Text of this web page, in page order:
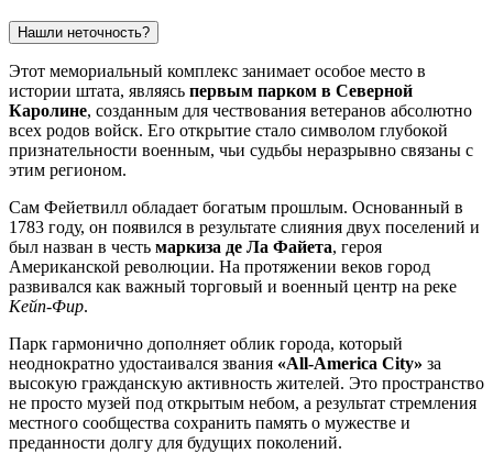
Нашли неточность?
Этот мемориальный комплекс занимает особое место в
истории штата, являясь первым парком в Северной
Каролине, созданным для чествования ветеранов абсолютно
всех родов войск. Его открытие стало символом глубокой
признательности военным, чьи судьбы неразрывно связаны с
этим регионом.
Сам Фейетвилл обладает богатым прошлым. Основанный в
1783 году, он появился в результате слияния двух поселений и
был назван в честь маркиза де Ла Файета, героя
Американской революции. На протяжении веков город
развивался как важный торговый и военный центр на реке
Кейп-Фир.
Парк гармонично дополняет облик города, который
неоднократно удостаивался звания «All-America City» за
высокую гражданскую активность жителей. Это пространство
не просто музей под открытым небом, а результат стремления
местного сообщества сохранить память о мужестве и
преданности долгу для будущих поколений.